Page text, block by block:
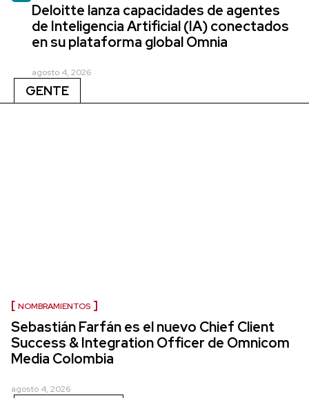
Deloitte lanza capacidades de agentes
de Inteligencia Artificial (IA) conectados
en su plataforma global Omnia
agosto 4, 2026
GENTE
NOMBRAMIENTOS
Sebastián Farfán es el nuevo Chief Client
Success & Integration Officer de Omnicom
Media Colombia
agosto 4, 2026